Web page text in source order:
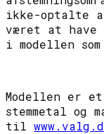
ikke-optalte
været at have
i modellen
Modellen er et
stemmetal og
til